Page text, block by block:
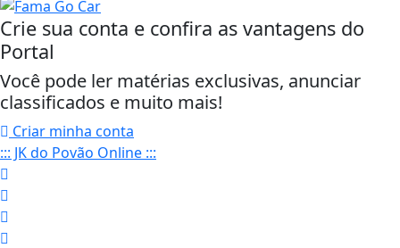
Crie sua conta e confira as vantagens do
Portal
Você pode ler matérias exclusivas, anunciar
classificados e muito mais!
Criar minha conta
::: JK do Povão Online :::